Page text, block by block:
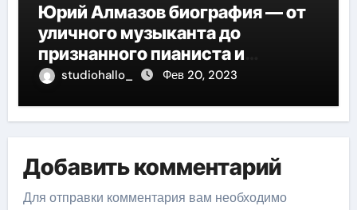
Юрий Алмазов биография — от
уличного музыканта до
признанного пианиста и
композитора
studiohallo_ Фев 20, 2023
Добавить комментарий
Для отправки комментария вам необходимо